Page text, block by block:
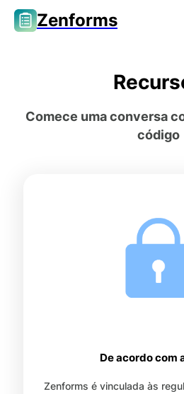
Zenforms
Comece uma conversa
código
De acordo com
Zenforms é vinculada às